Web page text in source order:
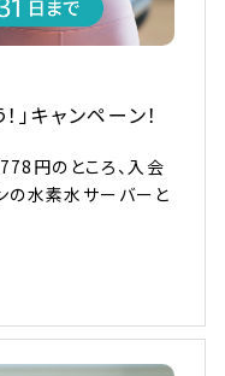
キャンペーン！
円のところ、入会
の水素水サーバーと